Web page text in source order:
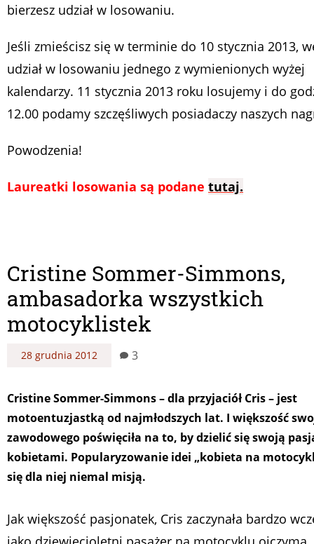
bierzesz udział w losowaniu.
Jeśli zmieścisz się w terminie do 10 stycznia 2013,
udział w losowaniu jednego z wymienionych wyżej
kalendarzy. 11 stycznia 2013 roku losujemy i do
12.00 podamy szczęśliwych posiadaczy naszych
Powodzenia!
Laureatki losowania są podane tutaj.
Cristine Sommer-Simmons,
ambasadorka wszystkich
motocyklistek
28 grudnia 2012 3
Cristine Sommer-Simmons – dla przyjaciół Cris – jest
motoentuzjastką od najmłodszych lat. I większość
zawodowego poświęciła na to, by dzielić się swoją
kobietami. Popularyzowanie idei „kobieta na
się dla niej niemal misją.
Jak większość pasjonatek, Cris zaczynała bardzo